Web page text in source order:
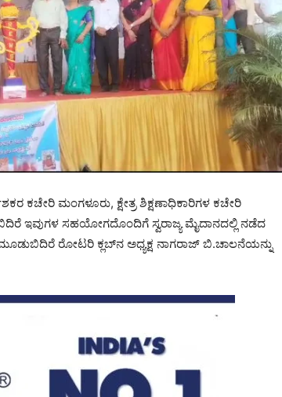
ಕಚೇರಿ ಮಂಗಳೂರು, ಕ್ಷೇತ್ರ ಶಿಕ್ಷಣಾಧಿಕಾರಿಗಳ ಕಚೇರಿ
ಇವುಗಳ ಸಹಯೋಗದೊಂದಿಗೆ ಸ್ವರಾಜ್ಯ ಮೈದಾನದಲ್ಲಿ ನಡೆದ
ಮೂಡುಬಿದಿರೆ ರೋಟರಿ ಕ್ಲಬ್‍ನ ಅಧ್ಯಕ್ಷ ನಾಗರಾಜ್ ಬಿ.ಚಾಲನೆಯನ್ನು